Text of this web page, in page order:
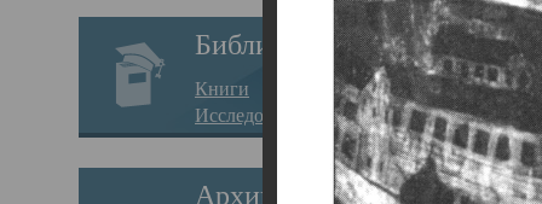
Библиотека
Книги
Исследования
Архив